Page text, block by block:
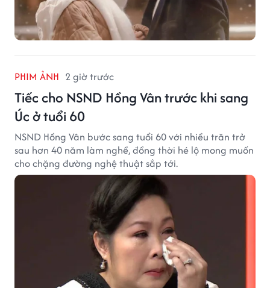
PHIM ẢNH 2 giờ trước
Tiếc cho NSND Hồng Vân trước khi sang
Úc ở tuổi 60
NSND Hồng Vân bước sang tuổi 60 với nhiều trăn trở
sau hơn 40 năm làm nghề, đồng thời hé lộ mong muốn
cho chặng đường nghệ thuật sắp tới.